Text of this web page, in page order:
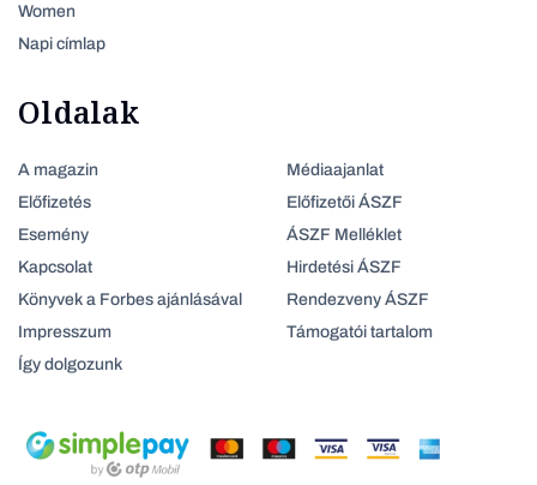
Women
Napi címlap
Oldalak
A magazin
Előfizetés
Esemény
Kapcsolat
Könyvek a Forbes ajánlásával
Impresszum
Így dolgozunk
Médiaajanlat
Előfizetői ÁSZF
ÁSZF Melléklet
Hirdetési ÁSZF
Rendezveny ÁSZF
Támogatói tartalom